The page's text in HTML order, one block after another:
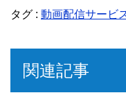
c i
タグ : 動画配信サービ
関連記事